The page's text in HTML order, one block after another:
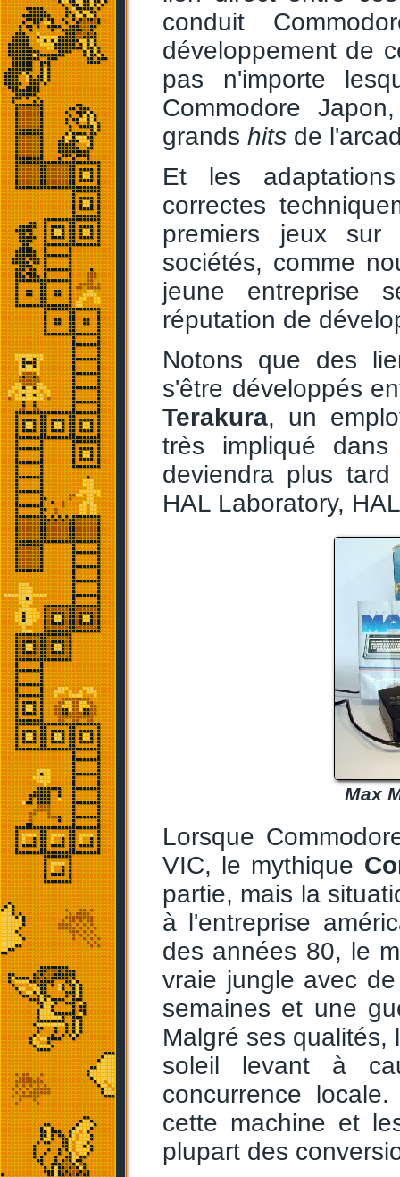
conduit
développement de
pas n'importe
Commodore
grands hits de
Et les
correctes
premiers jeux sur
sociétés, comme
jeune entreprise
réputation de
Notons que des
s'être développés
Terakura, un
très impliqué
deviendra plus
HAL Laboratory,
Max
Lorsque
VIC, le mythique
partie, mais la
à l'entreprise
des années 80, le
vraie jungle avec
semaines et une
Malgré ses qualités,
soleil levant à
concurrence
cette machine et
plupart des